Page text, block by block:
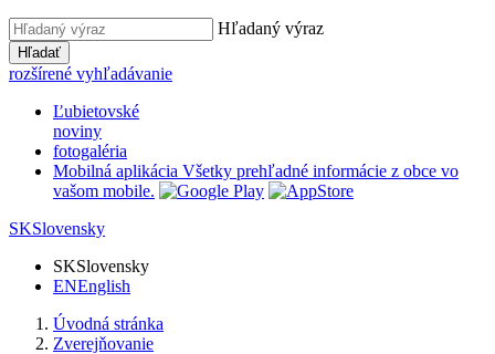
Hľadaný výraz
Hľadať
rozšírené vyhľadávanie
Ľubietovské
noviny
fotogaléria
Mobilná aplikácia Všetky prehľadné informácie z obce vo
vašom mobile.
SKSlovensky
SKSlovensky
ENEnglish
Úvodná stránka
Zverejňovanie